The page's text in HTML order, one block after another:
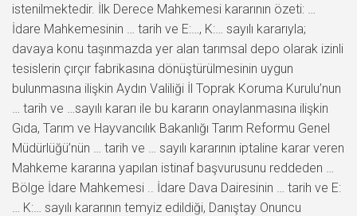
istenilmektedir. İlk Derece Mahkemesi kararının özeti: …
İdare Mahkemesinin … tarih ve E:…, K:… sayılı kararıyla;
davaya konu taşınmazda yer alan tarımsal depo olarak izinli
tesislerin çırçır fabrikasına dönüştürülmesinin uygun
bulunmasına ilişkin Aydın Valiliği İl Toprak Koruma Kurulu’nun
… tarih ve …sayılı kararı ile bu kararın onaylanmasına ilişkin
Gıda, Tarım ve Hayvancılık Bakanlığı Tarım Reformu Genel
Müdürlüğü’nün … tarih ve … sayılı kararının iptaline karar veren
Mahkeme kararına yapılan istinaf başvurusunu reddeden …
Bölge İdare Mahkemesi .. İdare Dava Dairesinin … tarih ve E:
… K:… sayılı kararının temyiz edildiği, Danıştay Onuncu